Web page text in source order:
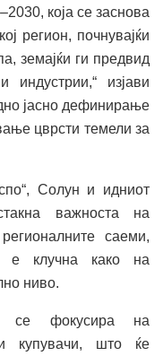
која се заснова
регион, почнувајќи
земајќи ги предвид
индустрии,“ изјави
јасно дефинирање
цврсти темели за
Солун и идниот
важноста на
саеми,
е клучна како на
ниво.
се фокусира на
купувачи, што ќе